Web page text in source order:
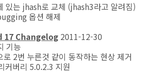
있는 jhash로 교체 (jhash3라고 알려짐)
옵션 해제
17 Changelog 2011-12-30
기능
2번 누른것 같이 동작하는 현상 제거
버리 5.0.2.3 지원